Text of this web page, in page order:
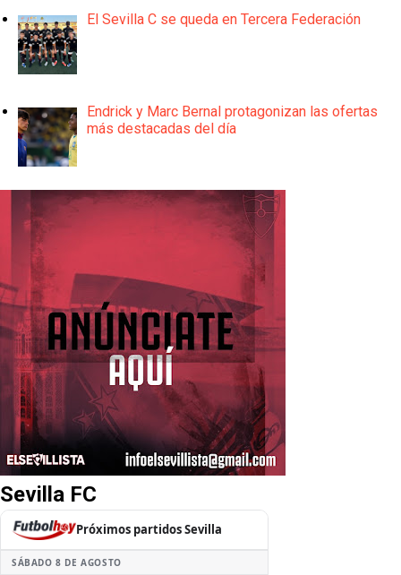
El Sevilla C se queda en Tercera Federación
Endrick y Marc Bernal protagonizan las ofertas
más destacadas del día
Sevilla FC